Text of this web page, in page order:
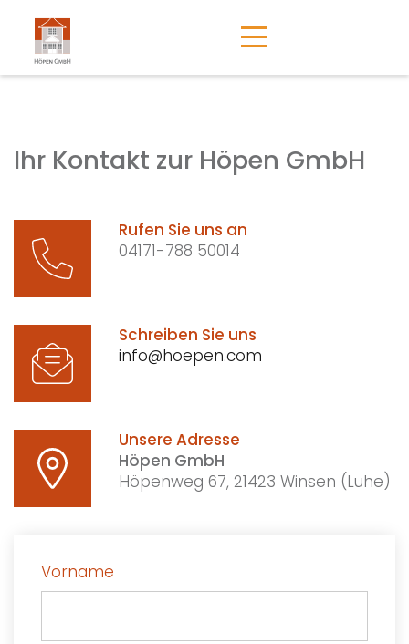
Ihr Kontakt zur Höpen GmbH
Rufen Sie uns an
04171-788 50014
Schreiben Sie uns
info@hoepen.com
Unsere Adresse
Höpen GmbH
Höpenweg 67, 21423 Winsen (Luhe)
Vorname